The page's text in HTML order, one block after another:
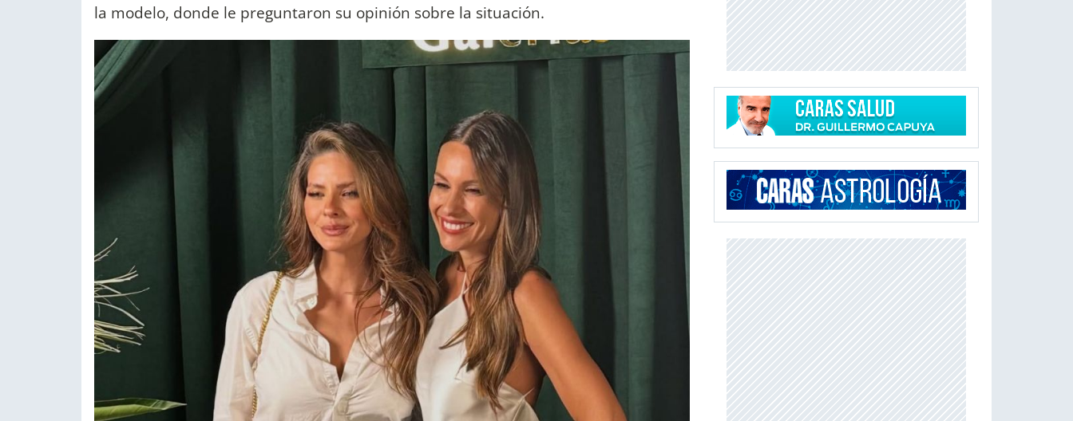
la modelo, donde le preguntaron su opinión sobre la situación.